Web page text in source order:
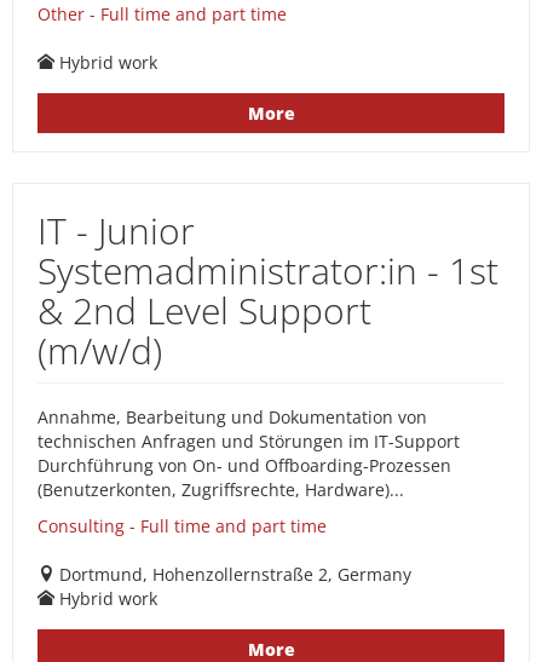
Other - Full time and part time
Hybrid work
More
IT - Junior
Systemadministrator:in - 1st
& 2nd Level Support
(m/w/d)
Annahme, Bearbeitung und Dokumentation von
technischen Anfragen und Störungen im IT-Support
Durchführung von On- und Offboarding-Prozessen
(Benutzerkonten, Zugriffsrechte, Hardware)...
Consulting - Full time and part time
Dortmund, Hohenzollernstraße 2, Germany
Hybrid work
More